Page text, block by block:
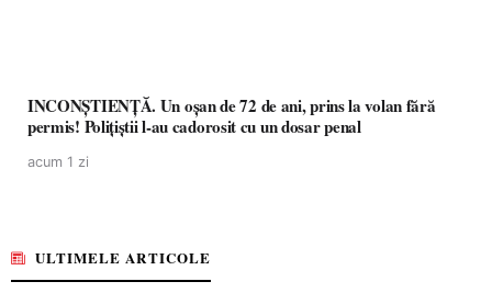
INCONȘTIENȚĂ. Un oșan de 72 de ani, prins la volan fără
permis! Polițiștii l-au cadorosit cu un dosar penal
acum 1 zi
ULTIMELE ARTICOLE